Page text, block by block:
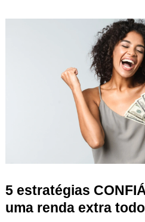
5 estratégias
uma renda extra